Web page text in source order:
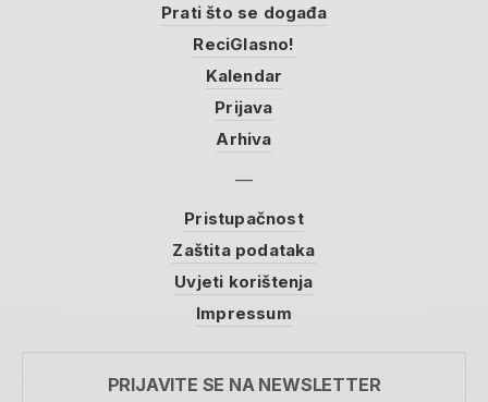
Prati što se događa
ReciGlasno!
Kalendar
Prijava
Arhiva
Pristupačnost
Zaštita podataka
Uvjeti korištenja
Impressum
PRIJAVITE SE NA NEWSLETTER